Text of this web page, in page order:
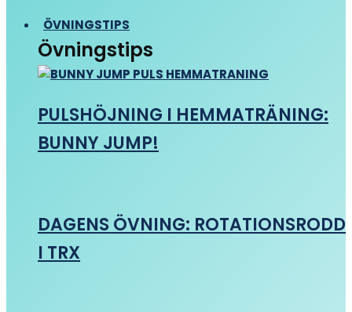
ÖVNINGSTIPS
Övningstips
PULSHÖJNING I HEMMATRÄNING:
BUNNY JUMP!
DAGENS ÖVNING: ROTATIONSRODD
I TRX